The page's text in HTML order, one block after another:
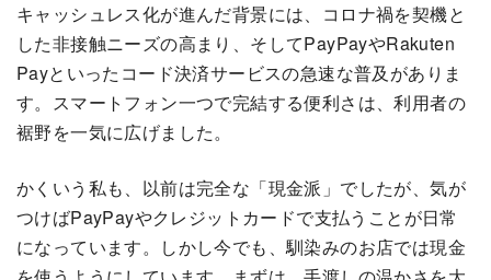
キャッシュレス化が進んだ背景には、コロナ禍を契機と
した非接触ニーズの高まり、そしてPayPayやRakuten
Payといったコード決済サービスの急速な普及がありま
す。スマートフォン一つで完結する便利さは、利用者の
裾野を一気に広げました。
かくいう私も、以前は完全な「現金派」でしたが、気が
つけばPayPayやクレジットカードで支払うことが日常
になっています。しかし今でも、馴染みのお店では現金